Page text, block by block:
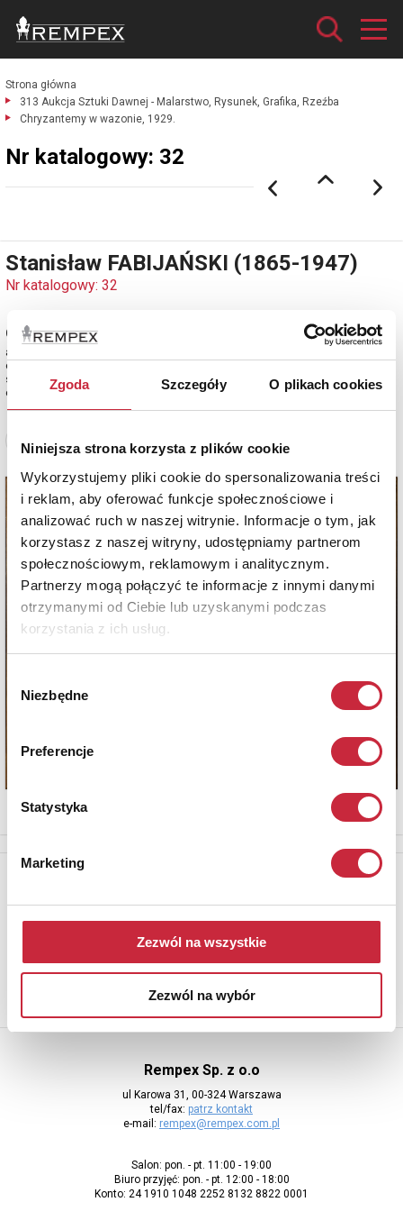
Zgoda Szczegóły O plikach cookies
Niniejsza strona korzysta z plików cookie
Wykorzystujemy pliki cookie do spersonalizowania treści
i reklam, aby oferować funkcje społecznościowe i
analizować ruch w naszej witrynie. Informacje o tym, jak
korzystasz z naszej witryny, udostępniamy partnerom
społecznościowym, reklamowym i analitycznym.
Partnerzy mogą połączyć te informacje z innymi danymi
otrzymanymi od Ciebie lub uzyskanymi podczas
korzystania z ich usług.
zgody
Niezbędne
Preferencje
Statystyka
Marketing
Zezwól na wszystkie
Zezwól na wybór
Strona główna
313 Aukcja Sztuki Dawnej - Malarstwo, Rysunek, Grafika, Rzeźba
Chryzantemy w wazonie, 1929.
Nr katalogowy: 32
Stanisław FABIJAŃSKI (1865-1947)
Nr katalogowy: 32
Chryzantemy w wazonie, 1929
akwarela, gwasz, papier żeberkowy, brązowy; 44 x 60 cm (w świetle
oprawy);
sygn. i dat. l. d.: St. Fabijański / 1929.
estymacja: 5 400 - 6 400 zł
Zobacz pełne informacje
Aby otrzymywać informacje o nowych aukcjach, prosimy podać
adres e-mail
Rempex Sp. z o.o
ul Karowa 31, 00-324 Warszawa
tel/fax: patrz kontakt
e-mail: rempex@rempex.com.pl
Salon: pon. - pt. 11:00 - 19:00
Biuro przyjęć: pon. - pt. 12:00 - 18:00
Konto: 24 1910 1048 2252 8132 8822 0001